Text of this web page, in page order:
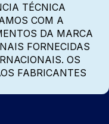
TÉCNICA
COM A
DA MARCA
FORNECIDAS
OS
FABRICANTES